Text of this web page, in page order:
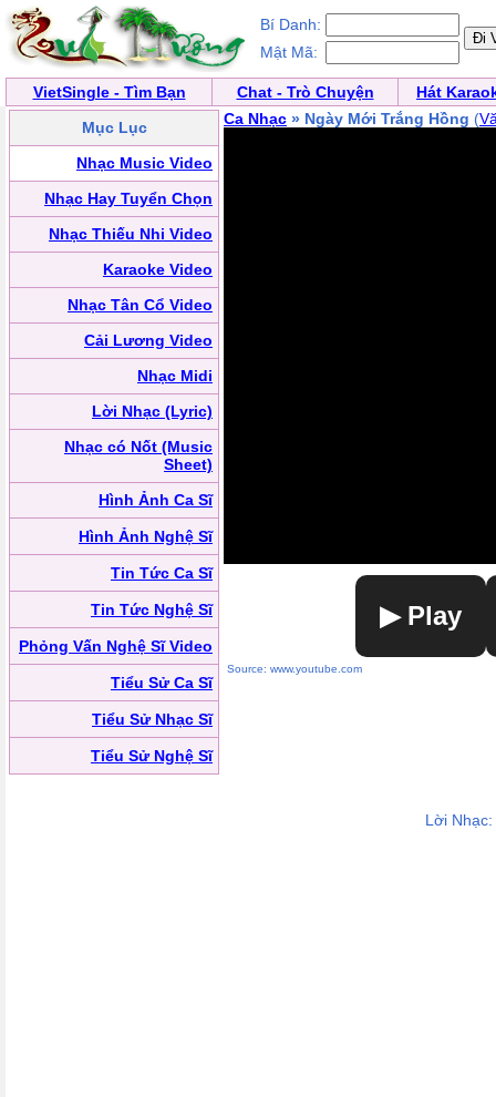
Bí Danh:
Mật Mã:
VietSingle - Tìm Bạn Chat - Trò Chuyện
Hát
Mục Lục
Nhạc Music Video
Nhạc Hay Tuyển Chọn
Nhạc Thiếu Nhi Video
Karaoke Video
Nhạc Tân Cổ Video
Cải Lương Video
Nhạc Midi
Lời Nhạc (Lyric)
Nhạc có Nốt (Music
Sheet)
Hình Ảnh Ca Sĩ
Hình Ảnh Nghệ Sĩ
Tin Tức Ca Sĩ
Tin Tức Nghệ Sĩ
Phỏng Vấn Nghệ Sĩ Video
Tiểu Sử Ca Sĩ
Tiểu Sử Nhạc Sĩ
Tiểu Sử Nghệ Sĩ
Ca Nhạc » Ngày Mới Trắng Hồng (
▶ Play
Source: www.youtube.com
Lời Nhạc: